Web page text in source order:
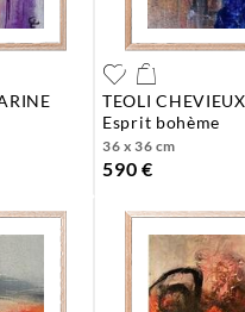
TEOLI
esprit bohème
36 x 36 cm
590 €